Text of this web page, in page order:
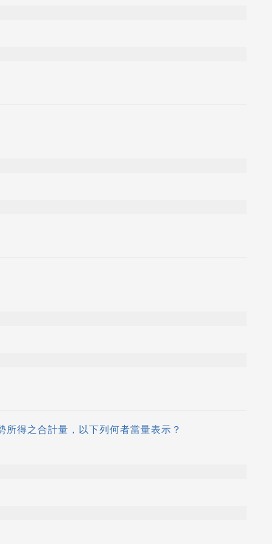
得之合計量，以下列何者當量表示？